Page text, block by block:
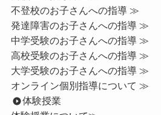
不登校のお子さんへの指導 ≫
発達障害のお子さんへの指導 ≫
中学受験のお子さんへの指導 ≫
高校受験のお子さんへの指導 ≫
大学受験のお子さんへの指導 ≫
オンライン個別指導について ≫
体験授業